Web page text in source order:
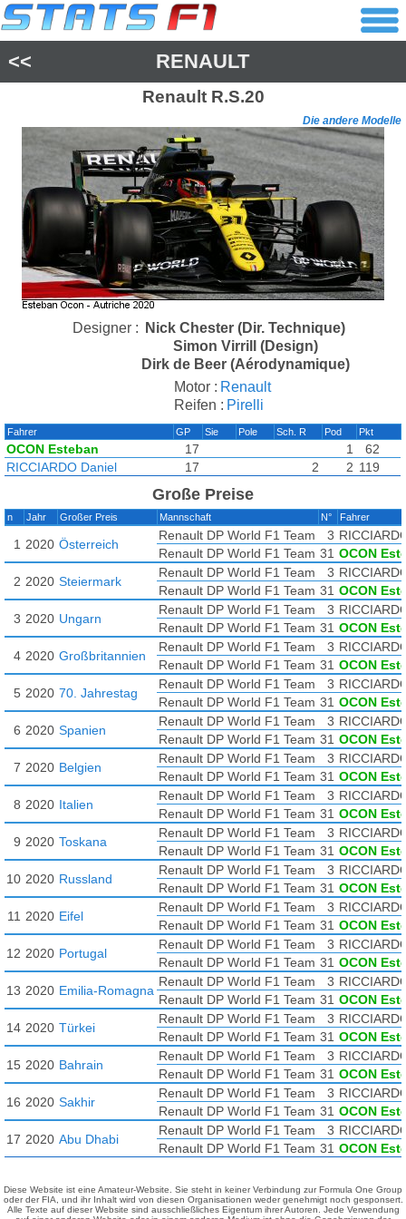
<< RENAULT
RenaultR.S.20
Die andere Modelle
Designer :
Nick Chester (Dir. Technique)
Simon Virrill (Design)
Dirk de Beer (Aérodynamique)
Motor : Renault
Reifen : Pirelli
Fahrer GP Sie Pole Sch. R Pod Pkt
OCON Esteban 17 1
62
RICCIARDO Daniel
17 2 2 119
Große Preise
n Jahr Großer Preis Mannschaft N° Fahrer
1 2020 Österreich
Renault DP World F1 Team 3
Renault DP World F1 Team 31 OCON
2 2020 Steiermark
Renault DP World F1 Team 3
Renault DP World F1 Team 31 OCON
3 2020 Ungarn
Renault DP World F1 Team 3
Renault DP World F1 Team 31 OCON
4 2020 Großbritannien
Renault DP World F1 Team 3
Renault DP World F1 Team 31 OCON
5 2020 70. Jahrestag
Renault DP World F1 Team 3
Renault DP World F1 Team 31 OCON
6 2020 Spanien
Renault DP World F1 Team 3
Renault DP World F1 Team 31 OCON
7 2020 Belgien
Renault DP World F1 Team 3
Renault DP World F1 Team 31 OCON
8 2020 Italien
Renault DP World F1 Team 3
Renault DP World F1 Team 31 OCON
9 2020 Toskana
Renault DP World F1 Team 3
Renault DP World F1 Team 31 OCON
10 2020 Russland
Renault DP World F1 Team 3
Renault DP World F1 Team 31 OCON
11 2020 Eifel
Renault DP World F1 Team 3
Renault DP World F1 Team 31 OCON
12 2020 Portugal
Renault DP World F1 Team 3
Renault DP World F1 Team 31 OCON
13 2020 Emilia-Romagna
Renault DP World F1 Team 3
Renault DP World F1 Team 31 OCON
14 2020 Türkei
Renault DP World F1 Team 3
Renault DP World F1 Team 31 OCON
15 2020 Bahrain
Renault DP World F1 Team 3
Renault DP World F1 Team 31 OCON
16 2020 Sakhir
Renault DP World F1 Team 3
Renault DP World F1 Team 31 OCON
17 2020 Abu Dhabi
Renault DP World F1 Team 3
Renault DP World F1 Team 31 OCON
Diese Website ist eine Amateur-Website. Sie steht in keiner Verbindung zur Formula One Group
oder der FIA, und ihr Inhalt wird von diesen Organisationen weder genehmigt noch gesponsert.
Alle Texte auf dieser Website sind ausschließliches Eigentum ihrer Autoren. Jede Verwendung